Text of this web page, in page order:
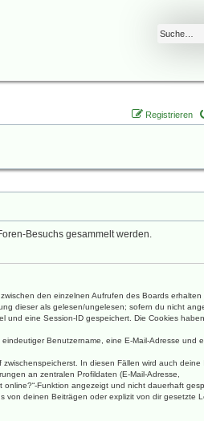
Registrieren
Besuchs gesammelt werden.
den einzelnen Aufrufen des Boards erhalten
dieser als gelesen/ungelesen; sofern du nicht
und eine Session-ID gespeichert. Die Cookies haben
Benutzername, eine E-Mail-Adresse und
In diesen Fällen wird auch deine
an zentralen Profildaten (E-Mail-Adresse,
Funktion angezeigt und nicht dauerhaft
von deinen Beiträgen oder explizit von dir gesetzte